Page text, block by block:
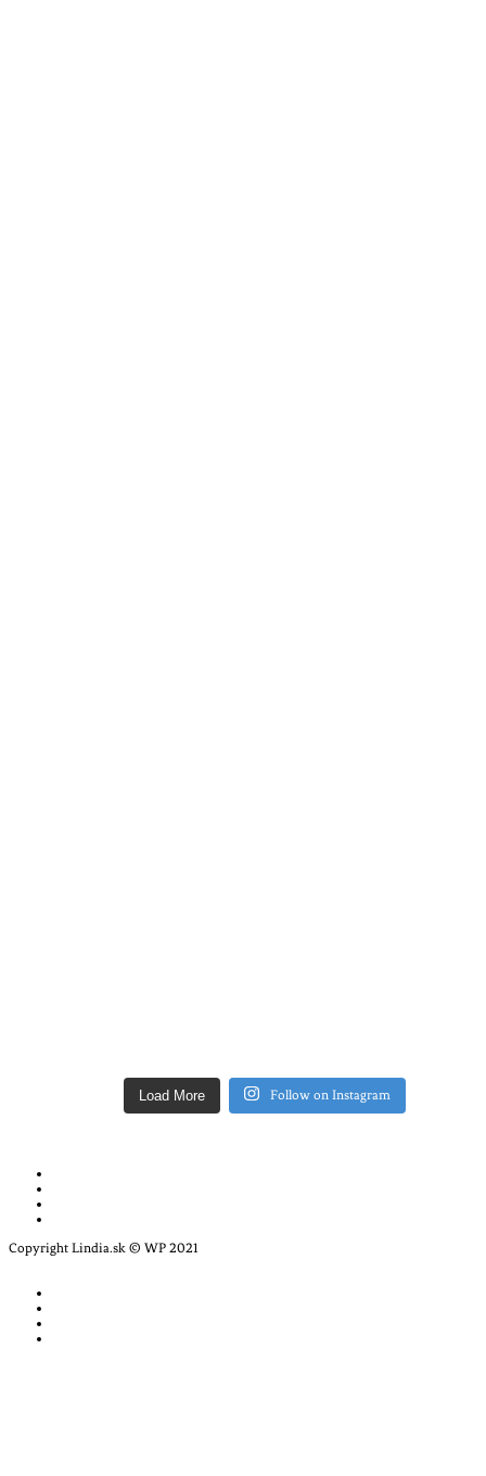
Load More Follow on Instagram
Copyright Lindia.sk © WP 2021